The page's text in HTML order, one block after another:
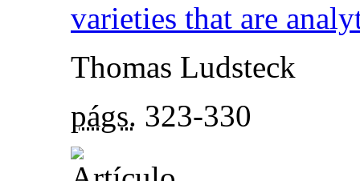
varieties that are
Thomas Ludsteck
págs. 323-330